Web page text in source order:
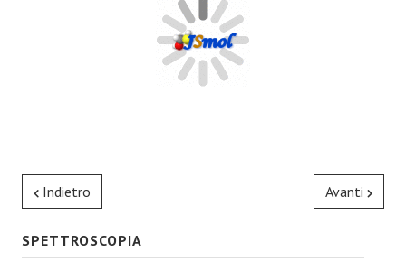
Indietro Avanti
SPETTROSCOPIA